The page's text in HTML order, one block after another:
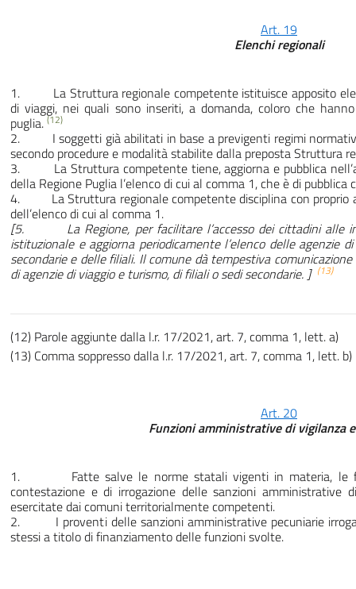
Art. 19
Elenchi regionali
1. La Struttura regionale competente istituisce apposito
di viaggi, nei quali sono inseriti, a domanda, coloro che
puglia. (12)
2. I soggetti già abilitati in base a previgenti regimi normativi
secondo procedure e modalità stabilite dalla preposta Struttura
3. La Struttura competente tiene, aggiorna e pubblica
della Regione Puglia l’elenco di cui al comma 1, che è di pubblica
4. La Struttura regionale competente disciplina con proprio
dell’elenco di cui al comma 1.
[5. La Regione, per facilitare l’accesso dei cittadini alle
istituzionale e aggiorna periodicamente l’elenco delle agenzie
secondarie e delle filiali. Il comune dà tempestiva
di agenzie di viaggio e turismo, di filiali o sedi secondarie. ] (13)
(12) Parole aggiunte dalla l.r. 17/2021, art. 7, comma 1, lett. a)
(13) Comma soppresso dalla l.r. 17/2021, art. 7, comma 1, lett. b)
Art. 20
Funzioni amministrative di vigilanza
1. Fatte salve le norme statali vigenti in materia, le
contestazione e di irrogazione delle sanzioni amministrative
esercitate dai comuni territorialmente competenti.
2. I proventi delle sanzioni amministrative pecuniarie
stessi a titolo di finanziamento delle funzioni svolte.